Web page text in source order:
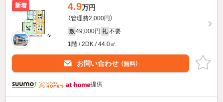
新着 4.9万円
（管理費2,000円）
敷 49,000円 礼 不要
1階 / 2DK / 44.0㎡
お問い合わせ （無料）
提供